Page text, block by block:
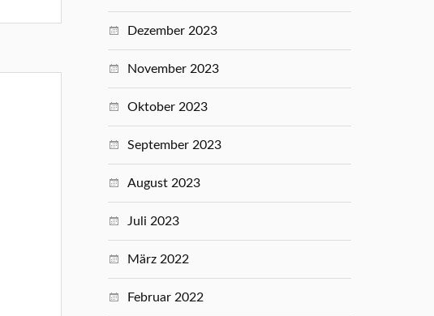
Dezember 2023
November 2023
Oktober 2023
September 2023
August 2023
Juli 2023
März 2022
Februar 2022